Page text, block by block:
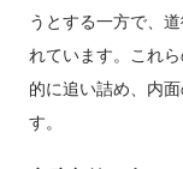
うとする一方で、
れています。これ
的に追い詰め、内
す。